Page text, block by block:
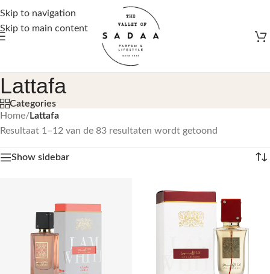
Skip to navigation
Skip to main content
Gratis verzending vanaf €50,-
Lattafa
Categories
Home/Lattafa
Resultaat 1–12 van de 83 resultaten wordt getoond
Show sidebar